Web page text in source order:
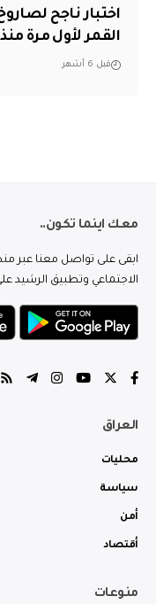
اختبار ناجح
القمر لأول مرة منذ 50 عاماً
قبل 6 أشهر
معك اينما تكون..
ابقى على تواصل معنا عبر
الاجتماعي وتطبيق الرشيد
العراق
محليات
سياسة
أمن
أقتصاد
منوعات